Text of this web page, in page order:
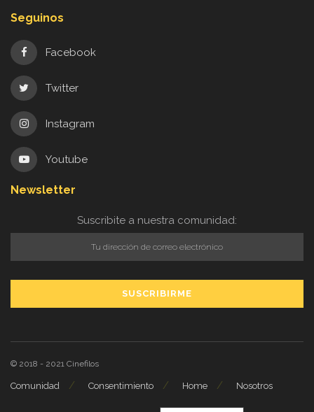
Seguinos
Facebook
Twitter
Instagram
Youtube
Newsletter
Suscribite a nuestra comunidad:
© 2018 - 2021 Cinefilos
Comunidad Consentimiento Home Nosotros